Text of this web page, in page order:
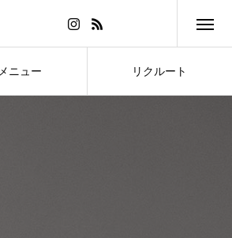
メニュー リクルート